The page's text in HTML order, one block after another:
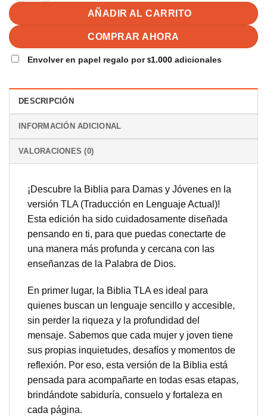
AÑADIR AL CARRITO
COMPRAR AHORA
Envolver en papel regalo por $1.000 adicionales
DESCRIPCIÓN
INFORMACIÓN ADICIONAL
VALORACIONES (0)
¡Descubre la Biblia para Damas y Jóvenes en la
versión TLA (Traducción en Lenguaje Actual)!
Esta edición ha sido cuidadosamente diseñada
pensando en ti, para que puedas conectarte de
una manera más profunda y cercana con las
enseñanzas de la Palabra de Dios.
En primer lugar, la Biblia TLA es ideal para
quienes buscan un lenguaje sencillo y accesible,
sin perder la riqueza y la profundidad del
mensaje. Sabemos que cada mujer y joven tiene
sus propias inquietudes, desafíos y momentos de
reflexión. Por eso, esta versión de la Biblia está
pensada para acompañarte en todas esas etapas,
brindándote sabiduría, consuelo y fortaleza en
cada página.